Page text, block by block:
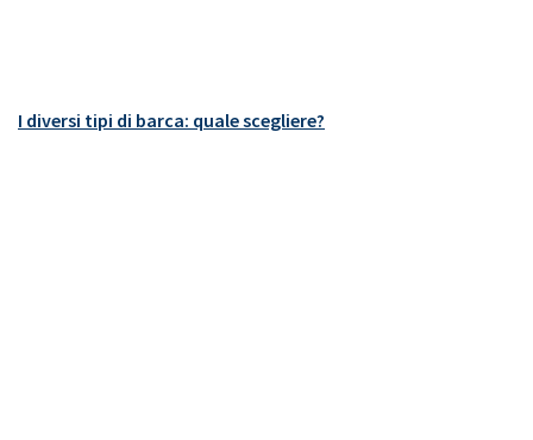
I diversi tipi di barca: quale scegliere?